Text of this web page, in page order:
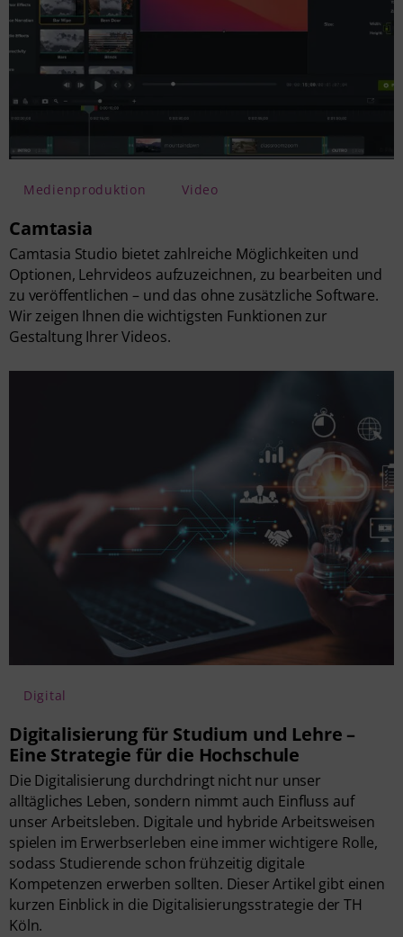
Medienproduktion Video
Camtasia
Camtasia Studio bietet zahlreiche Möglichkeiten und
Optionen, Lehrvideos aufzuzeichnen, zu bearbeiten und
zu veröffentlichen – und das ohne zusätzliche Software.
Wir zeigen Ihnen die wichtigsten Funktionen zur
Gestaltung Ihrer Videos.
Digital
Digitalisierung für Studium und Lehre –
Eine Strategie für die Hochschule
Die Digitalisierung durchdringt nicht nur unser
alltägliches Leben, sondern nimmt auch Einfluss auf
unser Arbeitsleben. Digitale und hybride Arbeitsweisen
spielen im Erwerbserleben eine immer wichtigere Rolle,
sodass Studierende schon frühzeitig digitale
Kompetenzen erwerben sollten. Dieser Artikel gibt einen
kurzen Einblick in die Digitalisierungsstrategie der TH
Köln.